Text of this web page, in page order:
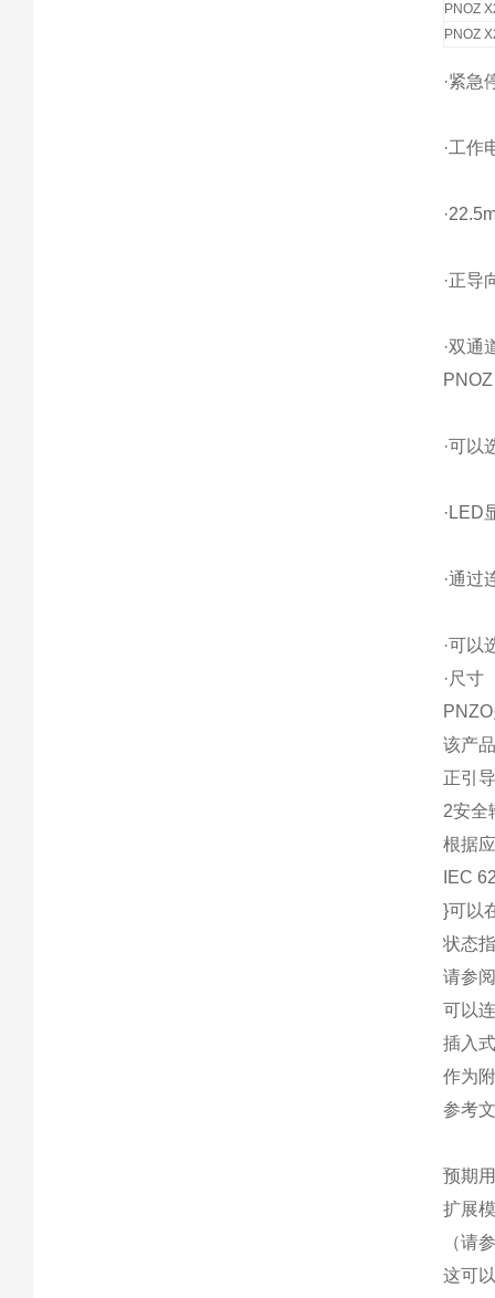
PNOZ
PNOZ
·紧急
·工
·正导
·双通
·可以
·LED
·通过
·可以
·尺寸
PNZO
该产
正引
2安全
根据
IEC
}可以
状态
请参
可以
插入
作为
参考
预期
扩展
（请
这可